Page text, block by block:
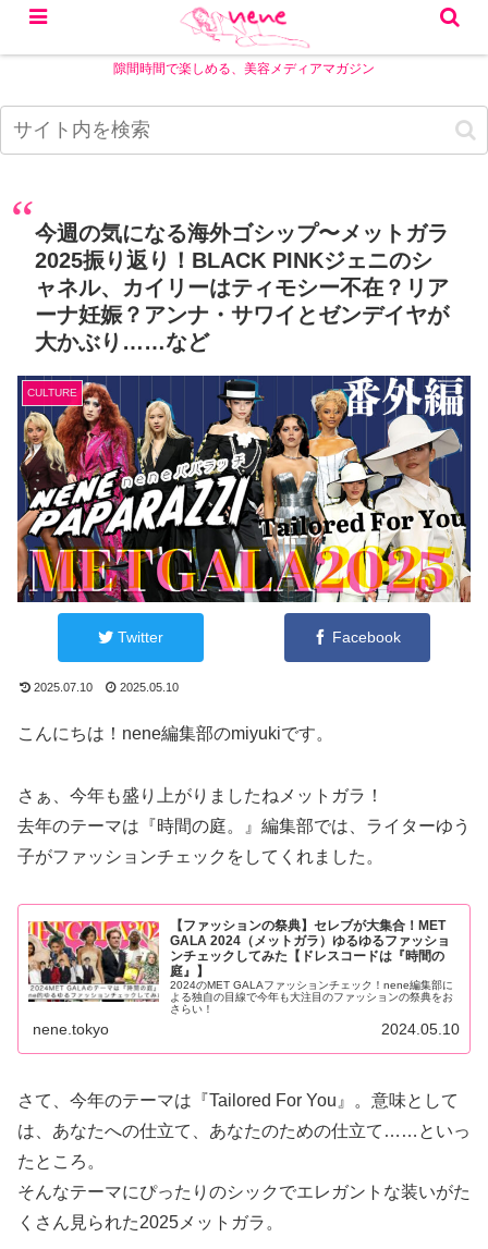
隙間時間で楽しめる、美容メディアマガジン
今週の気になる海外ゴシップ〜メットガラ
2025振り返り！BLACK PINKジェニのシ
ャネル、カイリーはティモシー不在？リア
ーナ妊娠？アンナ・サワイとゼンデイヤが
大かぶり……など
CULTURE
Twitter Facebook
2025.07.10 2025.05.10
こんにちは！nene編集部のmiyukiです。
さぁ、今年も盛り上がりましたねメットガラ！
去年のテーマは『時間の庭。』編集部では、ライターゆう
子がファッションチェックをしてくれました。
【ファッションの祭典】セレブが大集合！MET
GALA 2024（メットガラ）ゆるゆるファッショ
ンチェックしてみた【ドレスコードは『時間の
庭』】
2024のMET GALAファッションチェック！nene編集部に
よる独自の目線で今年も大注目のファッションの祭典をお
さらい！
nene.tokyo 2024.05.10
さて、今年のテーマは『Tailored For You』。意味として
は、あなたへの仕立て、あなたのための仕立て……といっ
たところ。
そんなテーマにぴったりのシックでエレガントな装いがた
くさん見られた2025メットガラ。